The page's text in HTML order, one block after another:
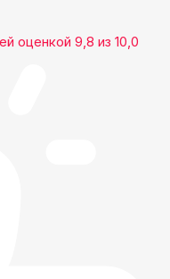
оценкой 9,8 из 10,0